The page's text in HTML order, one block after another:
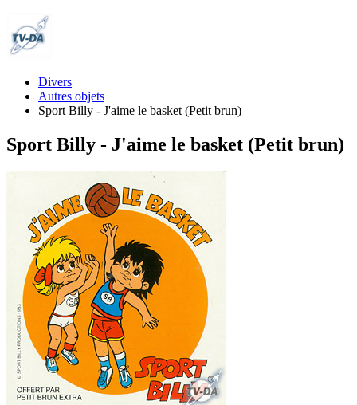
Divers
Autres objets
Sport Billy - J'aime le basket (Petit brun)
Sport Billy - J'aime le basket (Petit brun)